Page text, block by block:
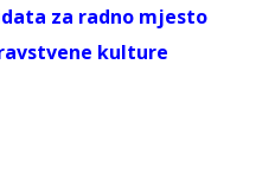
za radno mjesto
kulture